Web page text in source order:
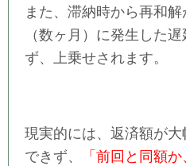
また、滞納時から再和
（数ヶ月）に発生した
ず、上乗せされます。
現実的には、返済額が
できず、
「前回と同額